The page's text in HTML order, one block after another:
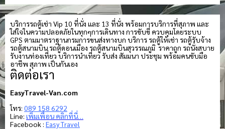
บริการรถตู้เช่า Vip 10 ที่นั่ง และ 13 ที่นั่ง พร้อมการบริการที่สุภาพ และ
ใส่ใจในความปลอดภัยในทุกๆการเดินทาง การขับขี่ ควบคุมโดยระบบ
GPS ตามมาตราฐานกรมการขนส่งทางบก บริการ รถตู้ให้เช่า รถตู้รับจ้าง
รถตู้สนามบิน รถตู้ดอนเมือง รถตู้สนามบินสุวรรณภูมิ ราคาถูก รถนั่งสบาย
รับงานท่องเที่ยว บริการนำเที่ยว รับส่ง สัมมนา ประชุม พร้อมคนขับมือ
อาชีพ สุภาพ เป็นกันเอง
ติดต่อเรา
EasyTravel-Van.com
โทร: 089 158 6292
Line: เพิ่มเพื่อน คลิกที่นี่…
Facebook : Easy Travel